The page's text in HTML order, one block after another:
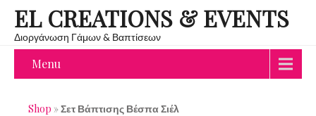
EL CREATIONS & EVENTS
Διοργάνωση Γάμων & Βαπτίσεων
Menu
Shop »Σετ Βάπτισης Βέσπα Σιέλ